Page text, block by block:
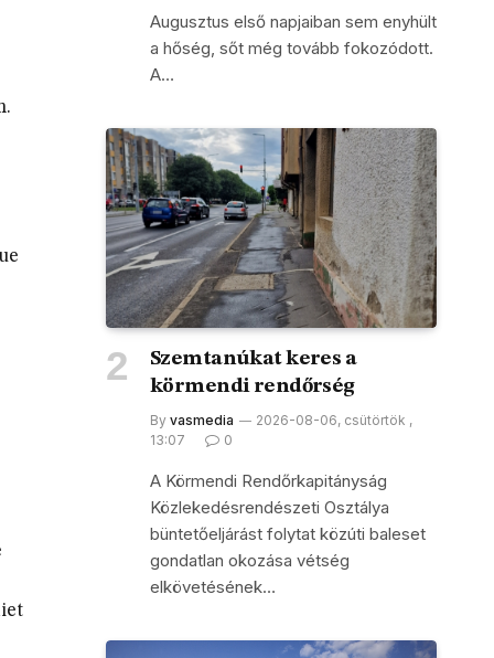
Augusztus első napjaiban sem enyhült
a hőség, sőt még tovább fokozódott.
A…
Szemtanúkat keres a
körmendi rendőrség
By vasmedia
2026-08-06, csütörtök ,
13:07
0
A Körmendi Rendőrkapitányság
Közlekedésrendészeti Osztálya
büntetőeljárást folytat közúti baleset
gondatlan okozása vétség
elkövetésének…